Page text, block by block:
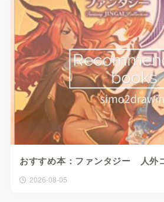
おすすめ本：ファンタジー 人外
2026-08-05